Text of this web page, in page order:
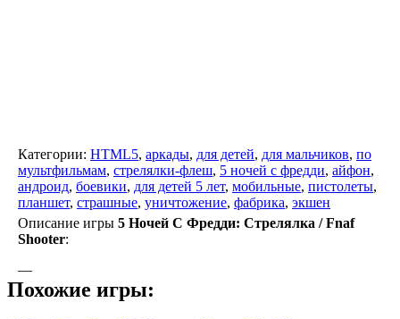
Категории: HTML5, аркады, для детей, для мальчиков, по
мультфильмам, стрелялки-флеш, 5 ночей с фредди, айфон,
андроид, боевики, для детей 5 лет, мобильные, пистолеты,
планшет, страшные, уничтожение, фабрика, экшен
Описание игры 5 Ночей С Фредди: Стрелялка / Fnaf
Shooter:
—
Похожие игры: